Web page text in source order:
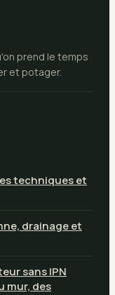
prend le temps
et potager.
techniques et
drainage et
sans IPN
mur, des